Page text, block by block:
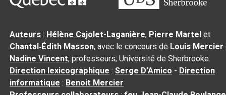
Auteurs : Hélène Cajolet-Laganière, Pierre Martel et
Chantal‑Édith Masson, avec le concours de Louis Mercier
Nadine Vincent, professeurs, Université de Sherbrooke
Direction lexicographique :Serge D’Amico - Direction
informatique : Benoit Mercier